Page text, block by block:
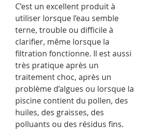
C’est un excellent produit à
utiliser lorsque l’eau semble
terne, trouble ou difficile à
clarifier, même lorsque la
filtration fonctionne. Il est aussi
très pratique après un
traitement choc, après un
problème d’algues ou lorsque la
piscine contient du pollen, des
huiles, des graisses, des
polluants ou des résidus fins.